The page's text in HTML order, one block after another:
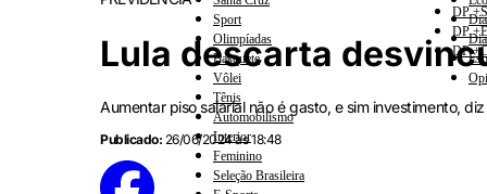
Sport
Olimpíadas
Basquete
Vôlei
Tênis
Automobilismo
Interior
Feminino
Seleção Brasileira
DP
DP
DP
Lula descarta
Aumentar piso salarial não é gasto, e sim investimento,
Publicado: 26/06/2024 às 18:48